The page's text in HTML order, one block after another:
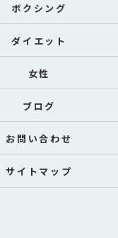
ボクシング
ダイエット
女性
ブログ
お問い合わせ
サイトマップ